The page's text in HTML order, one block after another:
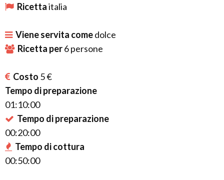
Ricettaitalia
Viene servita comedolce
Ricetta per6persone
Costo 5 €
Tempo di preparazione
01:10:00
Tempo di preparazione
00:20:00
Tempo di cottura
00:50:00